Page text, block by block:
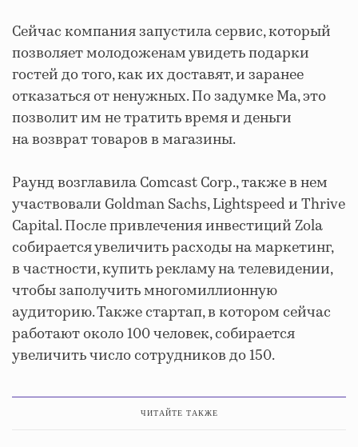
Сейчас компания запустила сервис, который
позволяет молодоженам увидеть подарки
гостей до того, как их доставят, и заранее
отказаться от ненужных. По задумке Ма, это
позволит им не тратить время и деньги
на возврат товаров в магазины.
Раунд возглавила Comcast Corp., также в нем
участвовали Goldman Sachs, Lightspeed и Thrive
Capital. После привлечения инвестиций Zola
собирается увеличить расходы на маркетинг,
в частности, купить рекламу на телевидении,
чтобы заполучить многомиллионную
аудиторию. Также стартап, в котором сейчас
работают около 100 человек, собирается
увеличить число сотрудников до 150.
ЧИТАЙТЕ ТАКЖЕ